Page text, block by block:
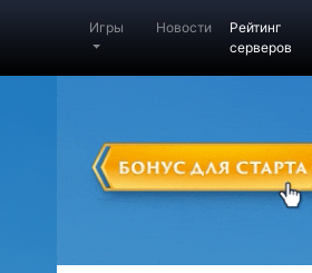
Игры Новости
Рейтинг
серверов